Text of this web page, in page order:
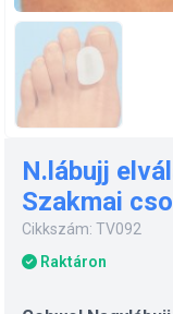
N.lábujj
Szakmai
Cikkszám: TV092
Raktáron